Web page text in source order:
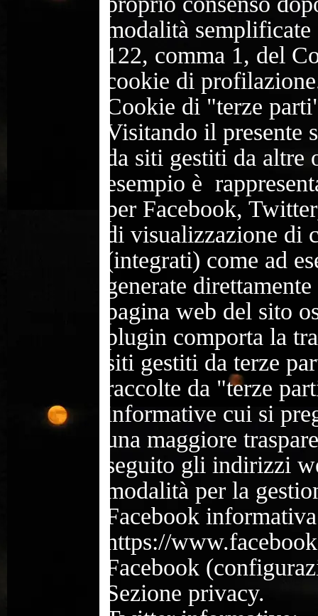
modalità
122, comma 1, del
cookie di
Cookie di "terze
Visitando il presente
da siti gestiti da
esempio è
per Facebook,
di visualizzazione di
(integrati) come ad
generate
pagina web del sito
plugin comporta la
siti gestiti da terze
raccolte da "terze
informative cui si
una maggiore
seguito gli indirizzi
modalità per la
Facebook
https://
Facebook
Sezione privacy.